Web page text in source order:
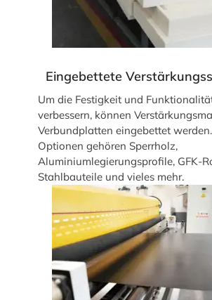
Eingebettete
Um die Festigkeit und
verbessern, können
Verbundplatten eingebettet
Optionen gehören Sperrholz,
Aluminiumlegierungsprofile, GFK-
Stahlbauteile und vieles mehr.